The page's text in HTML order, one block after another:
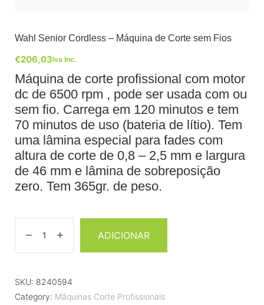
Wahl Senior Cordless – Máquina de Corte sem Fios
€206,03Iva Inc.
Máquina de corte profissional com motor
dc de 6500 rpm , pode ser usada com ou
sem fio. Carrega em 120 minutos e tem
70 minutos de uso (bateria de lítio). Tem
uma lâmina especial para fades com
altura de corte de 0,8 – 2,5 mm e largura
de 46 mm e lâmina de sobreposição
zero. Tem 365gr. de peso.
ADICIONAR
SKU: 8240594
Category: Máquinas Corte Profissionais